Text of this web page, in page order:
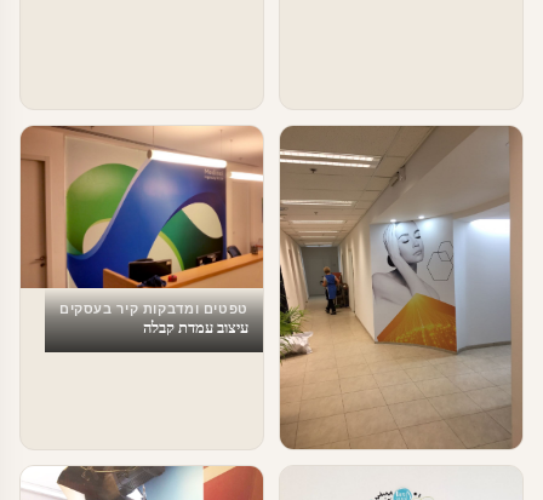
עיצוב מרחבי עבודה
טפטים ומדבקות קיר בעסקים
עיצוב עמדת קבלה